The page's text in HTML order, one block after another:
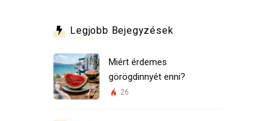
Legjobb Bejegyzések
Miért érdemes
görögdinnyét enni?
26